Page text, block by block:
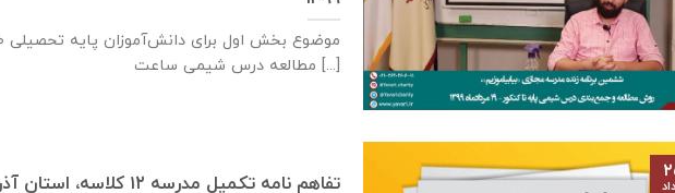
مطالعه درس شیمی ساعت [...]
تفاهم نامه تكميل مدرسه ۱۲